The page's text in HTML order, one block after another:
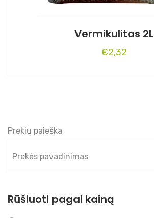
Vermikulitas 2L
€2,32
Prekių paieška
Rūšiuoti pagal kainą